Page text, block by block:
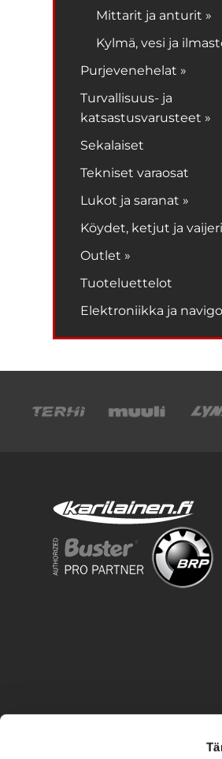
Mittarit ja anturit »
Kylmä, vesi ja
Purjevenehelat »
Turvallisuus- ja
katsastusvarusteet »
Sekalaiset
Tekniset varaosat
Lukot ja saranat »
Köydet, ketjut ja
Outlet »
Tuoteluettelot
Elektroniikka ja